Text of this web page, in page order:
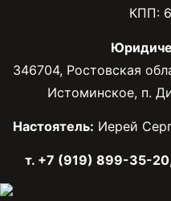
КПП:
346704, Ростовская
Истоминское, п.
Настоятель: Иерей
т. +7 (919) 899-35-